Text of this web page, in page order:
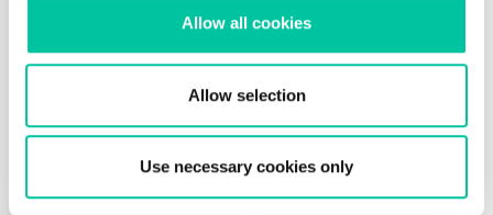
Allow all cookies
Allow selection
Use necessary cookies only
Produkt-Spotlight